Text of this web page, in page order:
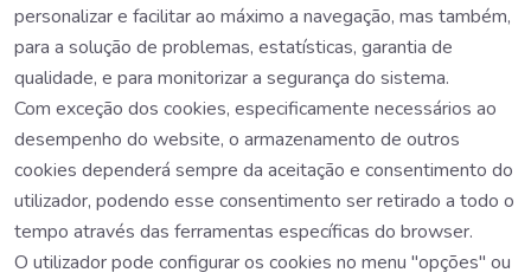
personalizar e facilitar ao máximo a navegação, mas também,
para a solução de problemas, estatísticas, garantia de
qualidade, e para monitorizar a segurança do sistema.
Com exceção dos cookies, especificamente necessários ao
desempenho do website, o armazenamento de outros
cookies dependerá sempre da aceitação e consentimento do
utilizador, podendo esse consentimento ser retirado a todo o
tempo através das ferramentas específicas do browser.
O utilizador pode configurar os cookies no menu "opções" ou